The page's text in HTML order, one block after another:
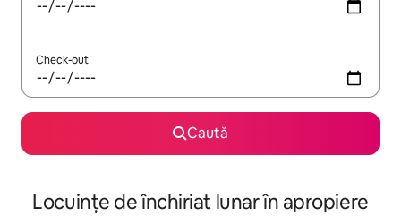
Check-out
Caută
Locuințe de închiriat lunar în apropiere